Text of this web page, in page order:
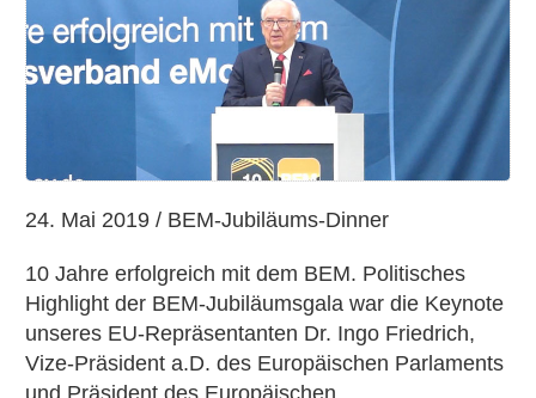
von
EU-
Repräsentant
Dr.
Ingo
Friedrich
24. Mai 2019 / BEM-Jubiläums-Dinner
10 Jahre erfolgreich mit dem BEM. Politisches
Highlight der BEM-Jubiläumsgala war die Keynote
unseres EU-Repräsentanten Dr. Ingo Friedrich,
Vize-Präsident a.D. des Europäischen Parlaments
und Präsident des Europäischen